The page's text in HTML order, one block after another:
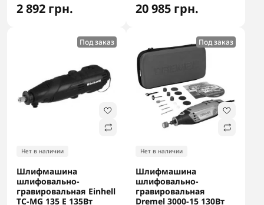
2 892 грн. 20 985 грн.
Под заказ
Нет в наличии
Шлифмашина
шлифовально-
гравировальная Einhell
TC-MG 135 E 135Вт
Под заказ
Нет в наличии
Шлифмашина
шлифовально-
гравировальная
Dremel 3000-15 130Вт